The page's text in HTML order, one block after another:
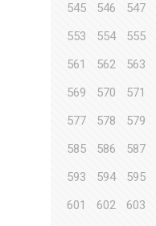
545
546 547
553
554 555
561
562 563
569
570 571
577
578 579
585
586 587
593
594 595
601
602 603